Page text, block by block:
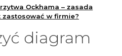
Ockhama – zasada
zastosować w firmie?
diagram